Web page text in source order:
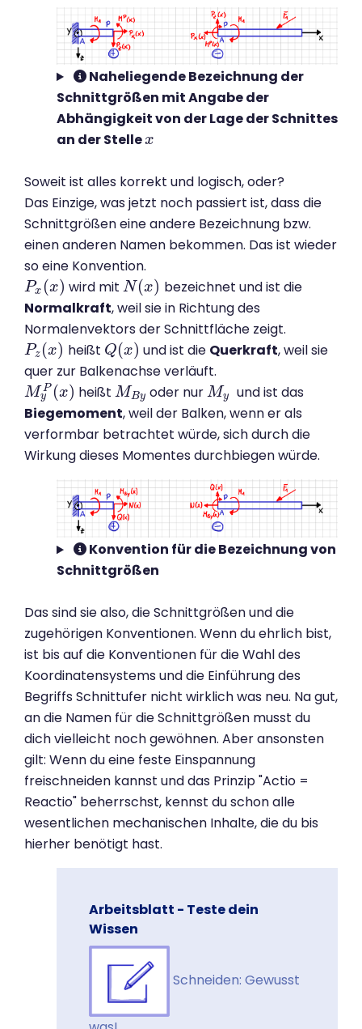
Naheliegende Bezeichnung der
Schnittgrößen mit Angabe der
Abhängigkeit von der Lage der Schnittes
an der Stellex
x
Soweit ist alles korrekt und logisch, oder?
Das Einzige, was jetzt noch passiert ist, dass die
Schnittgrößen eine andere Bezeichnung bzw.
einen anderen Namen bekommen. Das ist wieder
so eine Konvention.
Px (x)
Px(x) wird mitN(x)
N(x)
bezeichnet und ist die
Normalkraft, weil sie in Richtung des
Normalenvektors der Schnittfläche zeigt.
Pz (x)
Pz(x) heißt Q(x)
Q(x) und ist die Querkraft, weil sie
quer zur Balkenachse verläuft.
M P
y (x)
MyP (x) heißtMBy
MBy oder nurMy
My und ist das
Biegemoment, weil der Balken, wenn er als
verformbar betrachtet würde, sich durch die
Wirkung dieses Momentes durchbiegen würde.
Konvention für die Bezeichnung von
Schnittgrößen
Das sind sie also, die Schnittgrößen und die
zugehörigen Konventionen. Wenn du ehrlich bist,
ist bis auf die Konventionen für die Wahl des
Koordinatensystems und die Einführung des
Begriffs Schnittufer nicht wirklich was neu. Na gut,
an die Namen für die Schnittgrößen musst du
dich vielleicht noch gewöhnen. Aber ansonsten
gilt: Wenn du eine feste Einspannung
freischneiden kannst und das Prinzip "Actio =
Reactio" beherrschst, kennst du schon alle
wesentlichen mechanischen Inhalte, die du bis
hierher benötigt hast.
Arbeitsblatt - Teste dein
Wissen
Schneiden: Gewusst